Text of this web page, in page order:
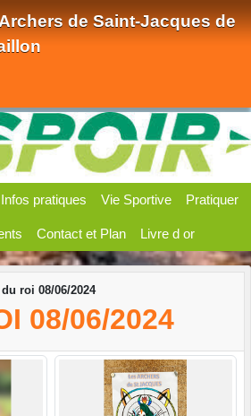
de Saint-Jacques de
Infos pratiques Vie Sportive Pratiquer
Contact et Plan Livre d or
roi 08/06/2024
08/06/2024
cookies